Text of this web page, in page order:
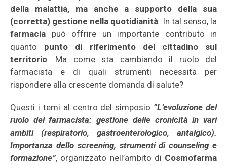
della malattia, ma anche a supporto della sua
(corretta) gestione nella quotidianità. In tal senso, la
farmacia può offrire un importante contributo in
quanto punto di riferimento del cittadino sul
territorio. Ma come sta cambiando il ruolo del
farmacista e di quali strumenti necessita per
rispondere alla crescente domanda di salute?
Questi i temi al centro del simposio “L’evoluzione del
ruolo del farmacista: gestione delle cronicità in vari
ambiti (respiratorio, gastroenterologico, antalgico).
Importanza dello screening, strumenti di counseling e
formazione”, organizzato nell’ambito di Cosmofarma